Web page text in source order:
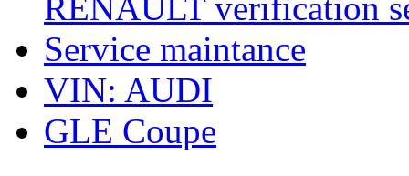
Service maintance
VIN: AUDI
GLE Coupe